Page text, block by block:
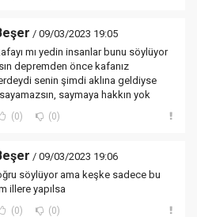
/ 09/03/2023 19:05
mı yedin insanlar bunu söylüyor
depremden önce kafanız
senin şimdi aklına geldiyse
saymaya hakkın yok
(0) (0)
/ 09/03/2023 19:06
söylüyor ama keşke sadece bu
illere yapılsa
(0) (0)